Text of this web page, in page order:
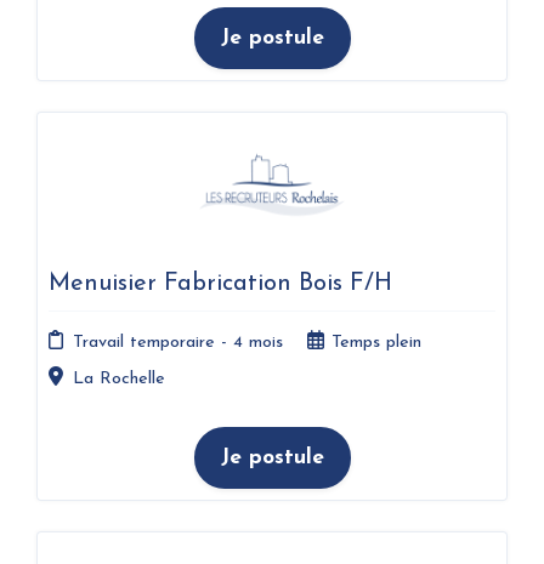
Je postule
Menuisier Fabrication Bois F/H
Travail temporaire - 4 mois
Temps plein
La Rochelle
Je postule